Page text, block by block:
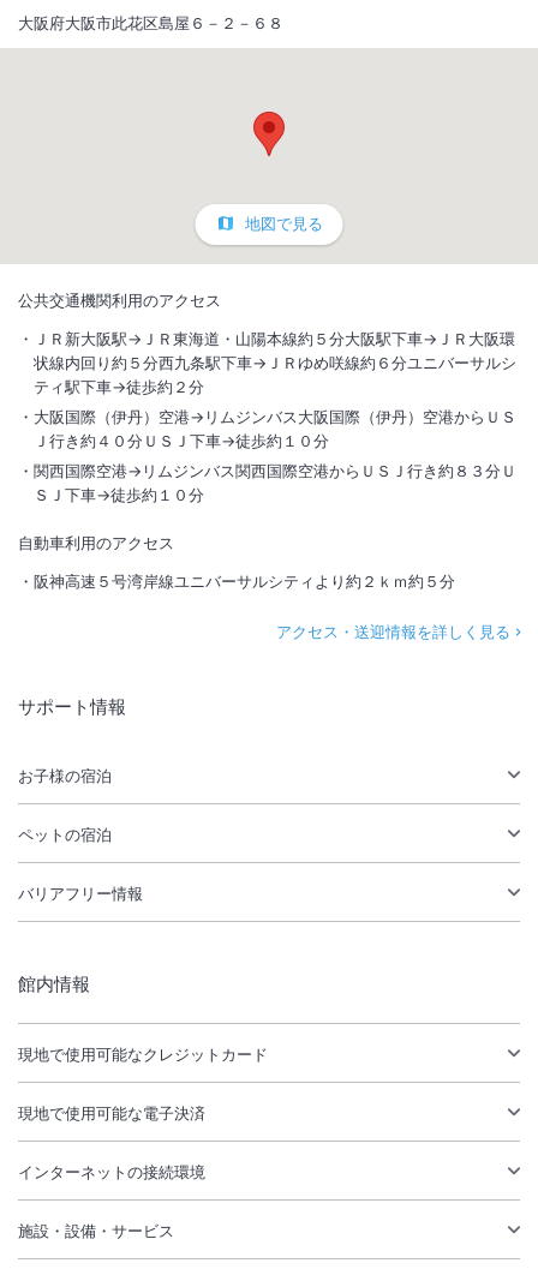
大阪府大阪市此花区島屋６－２－６８
地図で見る
公共交通機関利用のアクセス
ＪＲ新大阪駅→ＪＲ東海道・山陽本線約５分大阪駅下車→ＪＲ大阪環
状線内回り約５分西九条駅下車→ＪＲゆめ咲線約６分ユニバーサルシ
ティ駅下車→徒歩約２分
大阪国際（伊丹）空港→リムジンバス大阪国際（伊丹）空港からＵＳ
Ｊ行き約４０分ＵＳＪ下車→徒歩約１０分
関西国際空港→リムジンバス関西国際空港からＵＳＪ行き約８３分Ｕ
ＳＪ下車→徒歩約１０分
自動車利用のアクセス
阪神高速５号湾岸線ユニバーサルシティより約２ｋｍ約５分
アクセス・送迎情報を詳しく見る
サポート情報
お子様の宿泊
ペットの宿泊
バリアフリー情報
館内情報
現地で使用可能なクレジットカード
現地で使用可能な電子決済
インターネットの接続環境
施設・設備・サービス